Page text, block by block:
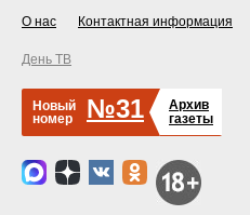
О нас Контактная информация
День ТВ
Новый
номер
№31
Архив
газеты